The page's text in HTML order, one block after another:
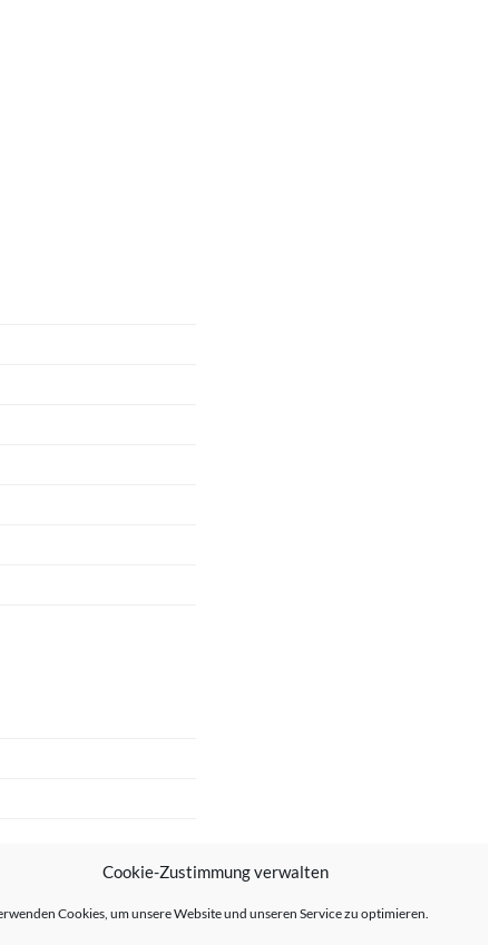
Cookie-Zustimmung verwalten
Cookies, um unsere Website und unseren Service zu optimieren.